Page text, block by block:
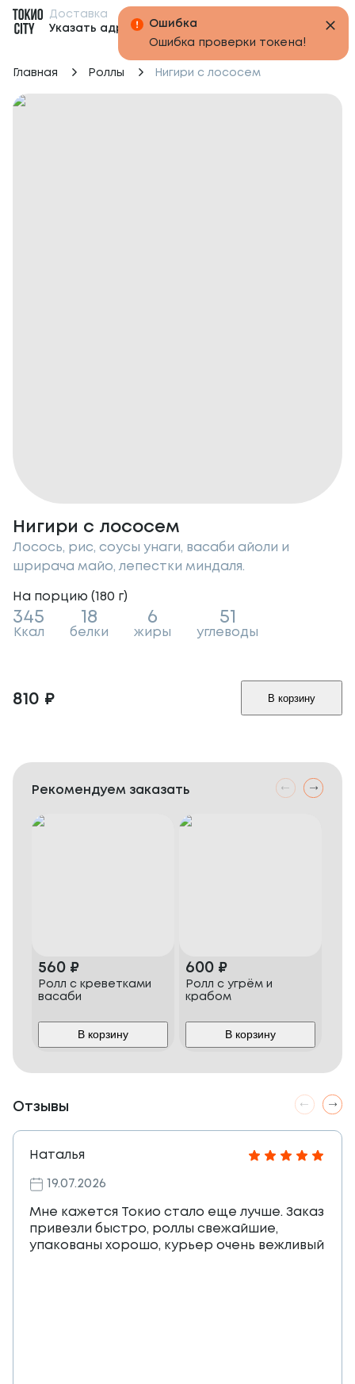
Доставка
Указать адрес
Главная Роллы Нигири с лососем
Нигири с лососем
Лосось, рис, соусы унаги, васаби айоли и
шрирача майо, лепестки миндаля.
На порцию (180 г)
345
Ккал
18
белки
6
жиры
51
углеводы
810 ₽ В корзину
Рекомендуем заказать
560 ₽
Ролл с креветками
васаби
В корзину
600 ₽
Ролл с угрём и
крабом
В корзину
Отзывы
Наталья
19.07.2026
Мне кажется Токио стало еще лучше. Заказ
привезли быстро, роллы свежайшие,
упакованы хорошо, курьер очень вежливый